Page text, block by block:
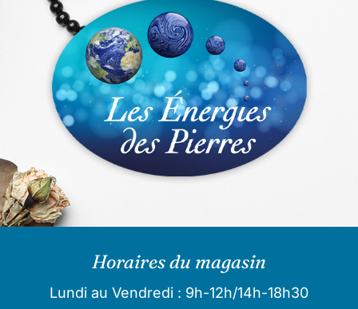
Horaires du magasin
Lundi au Vendredi : 9h-12h/14h-18h30